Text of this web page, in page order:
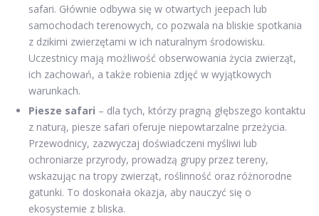
safari. Głównie odbywa się w otwartych jeepach lub
samochodach terenowych, co pozwala na bliskie spotkania
z dzikimi zwierzętami w ich naturalnym środowisku.
Uczestnicy mają możliwość obserwowania życia zwierząt,
ich zachowań, a także robienia zdjęć w wyjątkowych
warunkach.
Piesze safari – dla tych, którzy pragną głębszego kontaktu
z naturą, piesze safari oferuje niepowtarzalne przeżycia.
Przewodnicy, zazwyczaj doświadczeni myśliwi lub
ochroniarze przyrody, prowadzą grupy przez tereny,
wskazując na tropy zwierząt, roślinność oraz różnorodne
gatunki. To doskonała okazja, aby nauczyć się o
ekosystemie z bliska.